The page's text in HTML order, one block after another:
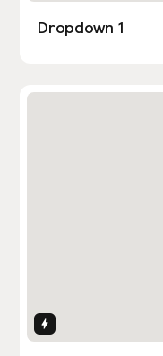
Dropdown 1